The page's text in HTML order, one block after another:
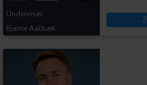
3
Underviser:
Bjarne Aalbæk